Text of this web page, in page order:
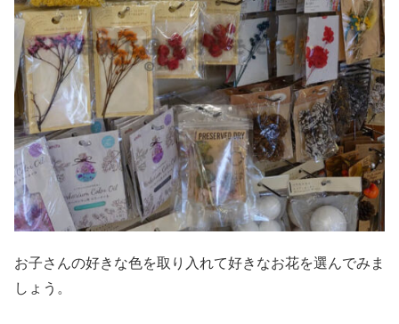
お子さんの好きな色を取り入れて好きなお花を選んでみま
しょう。